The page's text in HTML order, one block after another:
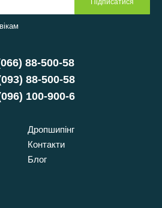
88-500-58
88-500-58
100-900-6
Дропшипінг
Контакти
Блог